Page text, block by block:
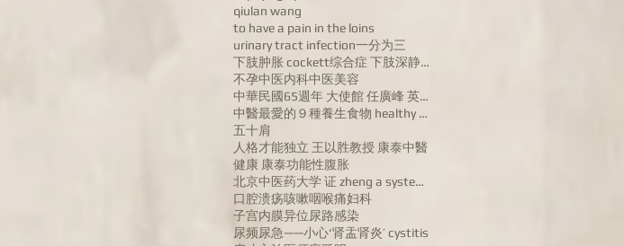
qiulan wang
to have a pain in the loins
urinary tract infection一分为三
下肢肿胀 cockett综合症 下肢深静脉血栓 varicose veins of lower ex
不孕中医内科中医美容
中華民國65週年 大使館 任廣峰 英国康泰中医药公司董事长任广峰 英国华人
中醫最愛的９種養生食物 healthy food
五十肩
人格才能独立 王以胜教授 康泰中醫
健康 康泰功能性腹胀
北京中医药大学 证 zheng a systems biologyapproach to diagn
口腔溃疡咳嗽咽喉痛妇科
子宫内膜异位尿路感染
尿频尿急——小心‘肾盂肾炎’ cystitis